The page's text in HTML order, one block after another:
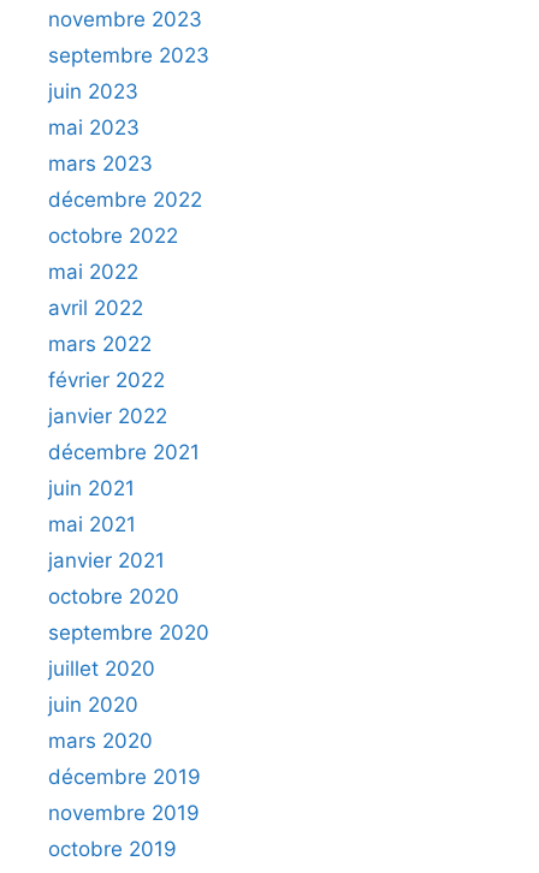
novembre 2023
septembre 2023
juin 2023
mai 2023
mars 2023
décembre 2022
octobre 2022
mai 2022
avril 2022
mars 2022
février 2022
janvier 2022
décembre 2021
juin 2021
mai 2021
janvier 2021
octobre 2020
septembre 2020
juillet 2020
juin 2020
mars 2020
décembre 2019
novembre 2019
octobre 2019